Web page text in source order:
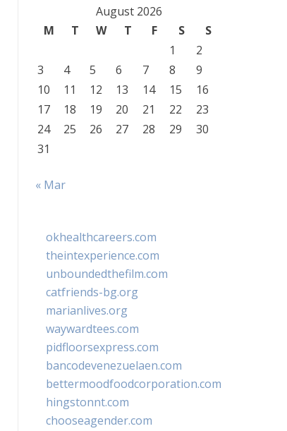
August 2026
M
T W T F S
S
1
2
3
4 5 6 7 8
9
10
11 12 13 14 15
16
17
18 19 20 21 22
23
24
25 26 27 28 29
30
31
« Mar
okhealthcareers.com
theintexperience.com
unboundedthefilm.com
catfriends-bg.org
marianlives.org
waywardtees.com
pidfloorsexpress.com
bancodevenezuelaen.com
bettermoodfoodcorporation.com
hingstonnt.com
chooseagender.com